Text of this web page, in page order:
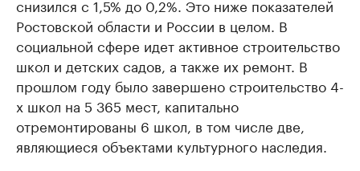
снизился с 1,5% до 0,2%. Это ниже показателей
Ростовской области и России в целом. В
социальной сфере идет активное строительство
школ и детских садов, а также их ремонт. В
прошлом году было завершено строительство 4-
х школ на 5 365 мест, капитально
отремонтированы 6 школ, в том числе две,
являющиеся объектами культурного наследия.